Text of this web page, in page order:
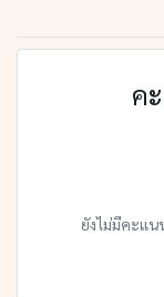
ค
ยังไม่มีคะแน